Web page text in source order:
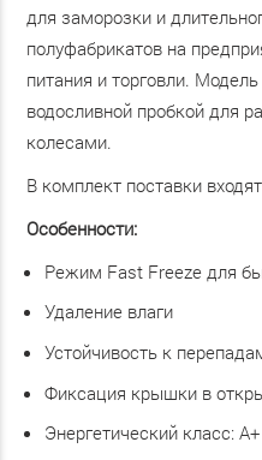
для заморозки и
полуфабрикатов на
питания и торговли.
водосливной пробкой для
колесами.
В комплект поставки
Особенности:
Режим Fast Freeze для
Удаление влаги
Устойчивость к
Фиксация крышки в
Энергетический класс: А+